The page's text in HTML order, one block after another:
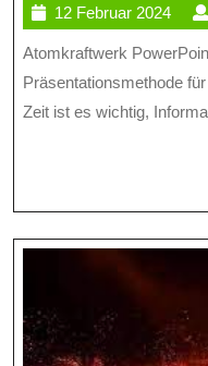
12 Februar 202412
2024
Atomkraftwerk PowerPoint: Eine effektive
Präsentationsmethode
Zeit ist es wichtig,